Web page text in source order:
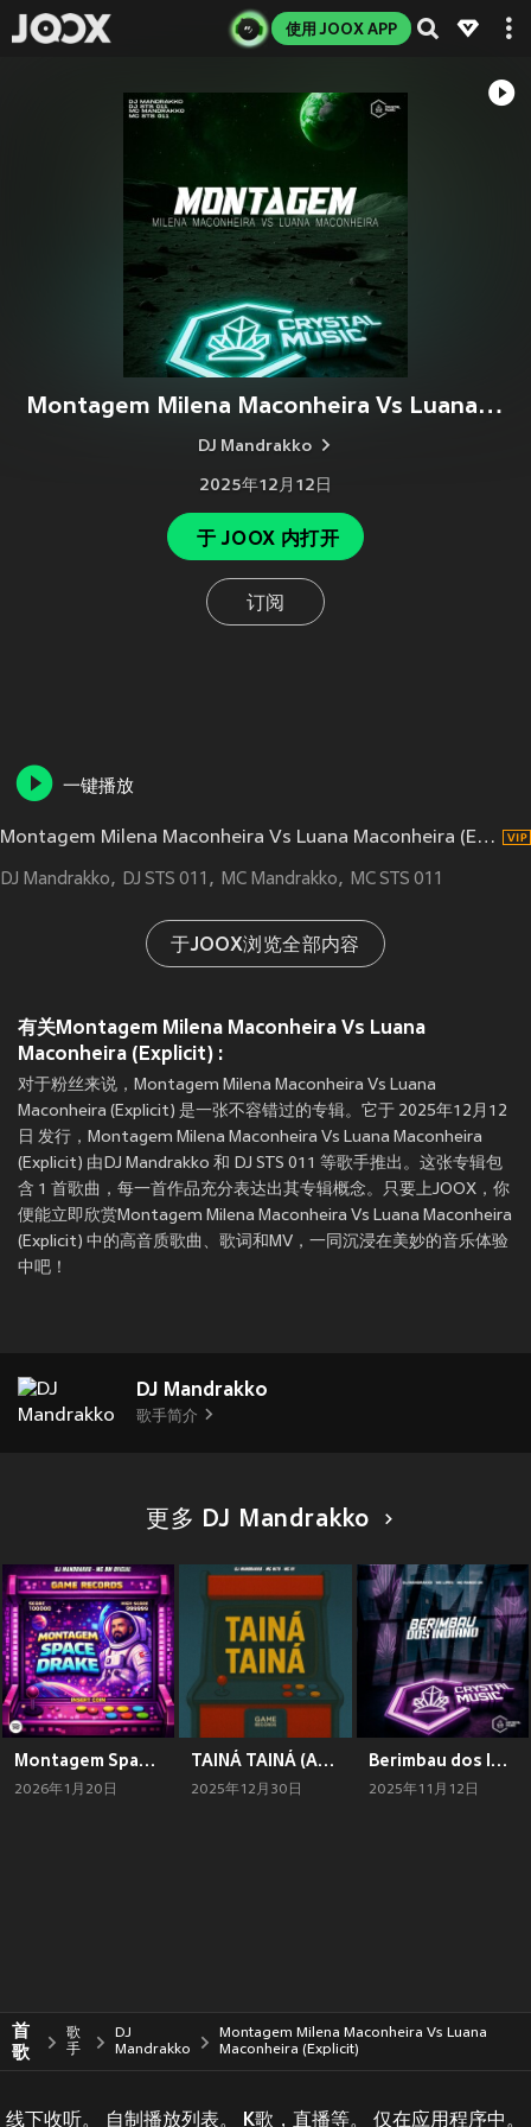
使用 JOOX APP
Montagem Milena Maconheira Vs Luana Maconheira (Explicit)
DJ Mandrakko
2025年12月12日
于 JOOX 内打开
订阅
一键播放
Montagem Milena Maconheira Vs Luana Maconheira (Explicit)
DJ Mandrakko DJ STS 011 MC Mandrakko MC STS 011
于JOOX浏览全部内容
有关Montagem Milena Maconheira Vs Luana
Maconheira (Explicit) :
对于粉丝来说，Montagem Milena Maconheira Vs Luana
Maconheira (Explicit) 是一张不容错过的专辑。它于 2025年12月12
日 发行，Montagem Milena Maconheira Vs Luana Maconheira
(Explicit) 由DJ Mandrakko 和 DJ STS 011 等歌手推出。这张专辑包
含 1 首歌曲，每一首作品充分表达出其专辑概念。只要上JOOX，你
便能立即欣赏Montagem Milena Maconheira Vs Luana Maconheira
(Explicit) 中的高音质歌曲、歌词和MV，一同沉浸在美妙的音乐体验
中吧！
DJ Mandrakko
歌手简介
更多 DJ Mandrakko
Montagem Space Drake (Explicit)
2026年1月20日
TAINÁ TAINÁ (Arrochadeira) (Explicit)
2025年12月30日
Berimbau dos Indiano (Explicit)
2025年11月12日
首
歌
歌
手
DJ
Mandrakko
Montagem Milena Maconheira Vs Luana
Maconheira (Explicit)
线下收听。 自制播放列表。 K歌，直播等。 仅在应用程序中。